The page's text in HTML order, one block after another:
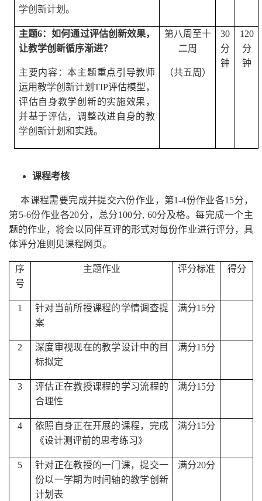
学创新计划。
主题6：如何通过评估创新效果，
让教学创新循序渐进？
主要内容：本主题重点引导教师
运用教学创新计划 TIP评估模型，
评估自身教学创新的实施效果，
并基于评估，调整改进自身的教
学创新计划和实践。
第八周至十
二周
（共五周）
30
分
钟
120
分
钟
课程考核
本课程需要完成并提交六份作业，第1-4份作业各15分，
第5-6份作业各20分，总分100分, 60分及格。每完成一个主
题的作业，将会以同伴互评的形式对每份作业进行评分，具
体评分准则见课程网页。
序
号
主题作业 评分标准 得分
1
针对当前所授课程的学情调查提
案
满分15分
2
深度审视现在的教学设计中的目
标拟定
满分15分
3
评估正在教授课程的学习流程的
合理性
满分15分
4
依照自身正在开展的课程，完成
《设计测评前的思考练习》
满分15分
5
针对正在教授的一门课，提交一
份以一学期为时间轴的教学创新
计划表
满分20分